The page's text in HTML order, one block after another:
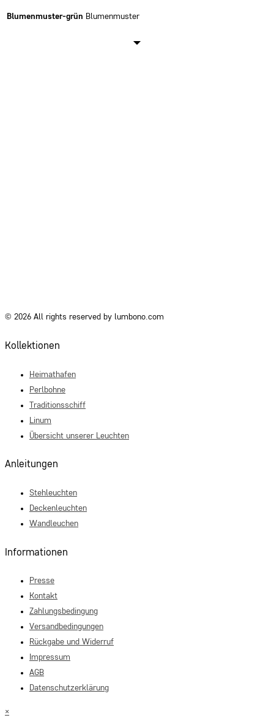
Blumenmuster-grün Blumenmuster
© 2026 All rights reserved by lumbono.com
Kollektionen
Heimathafen
Perlbohne
Traditionsschiff
Linum
Übersicht unserer Leuchten
Anleitungen
Stehleuchten
Deckenleuchten
Wandleuchen
Informationen
Presse
Kontakt
Zahlungsbedingung
Versandbedingungen
Rückgabe und Widerruf
Impressum
AGB
Datenschutzerklärung
×